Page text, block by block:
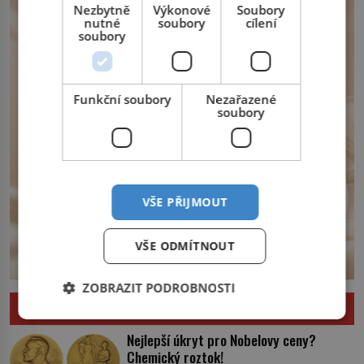
království. Zajistit hodlá především
severní hranici. Na […]
Nejlepší úkryt pro Nobelovy ceny?
Chemický roztok!
Nezbytně
nutné
soubory
Výkonové
soubory
Soubory
cílení
Funkční soubory
Nezařazené
soubory
VŠE PŘIJMOUT
VŠE ODMÍTNOUT
ZOBRAZIT PODROBNOSTI